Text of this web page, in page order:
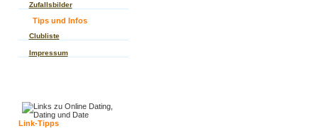
Zufallsbilder
Tips und Infos
Clubliste
Impressum
Link-Tipps